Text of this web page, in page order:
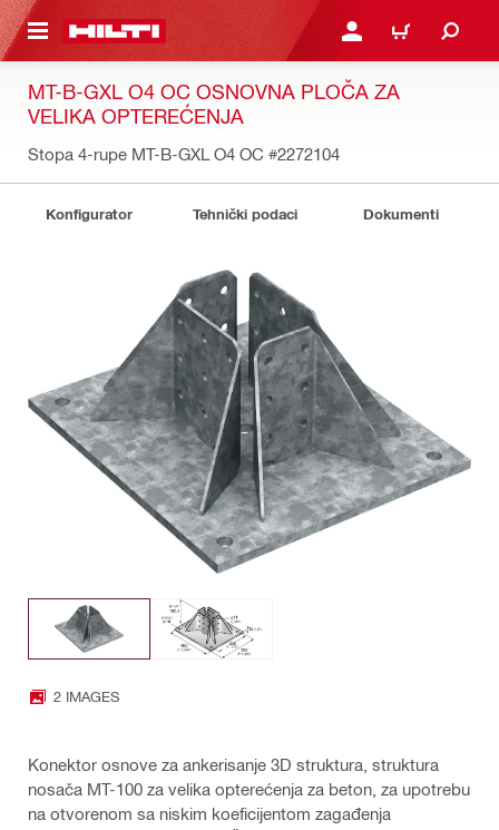
SADRŽAJ PRIJAVITE SE ILI SE
KORPA
MT-B-GXL O4 OC OSNOVNA PLOČA ZA
VELIKA OPTEREĆENJA
Stopa 4-rupe MT-B-GXL O4 OC #2272104
Konfigurator Tehnički podaci Dokumenti
2 IMAGES
Konektor osnove za ankerisanje 3D struktura, struktura
nosača MT-100 za velika opterećenja za beton, za upotrebu
na otvorenom sa niskim koeficijentom zagađenja